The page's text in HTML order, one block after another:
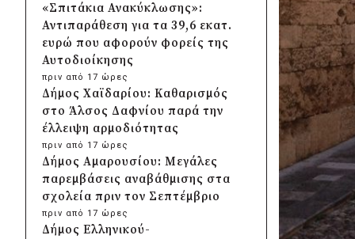
«Σπιτάκια Ανακύκλωσης»:
Αντιπαράθεση για τα 39,6 εκατ.
ευρώ που αφορούν φορείς της
Αυτοδιοίκησης
πριν από 17 ώρες
Δήμος Χαϊδαρίου: Καθαρισμός
στο Άλσος Δαφνίου παρά την
έλλειψη αρμοδιότητας
πριν από 17 ώρες
Δήμος Αμαρουσίου: Μεγάλες
παρεμβάσεις αναβάθμισης στα
σχολεία πριν τον Σεπτέμβριο
πριν από 17 ώρες
Δήμος Ελληνικού-